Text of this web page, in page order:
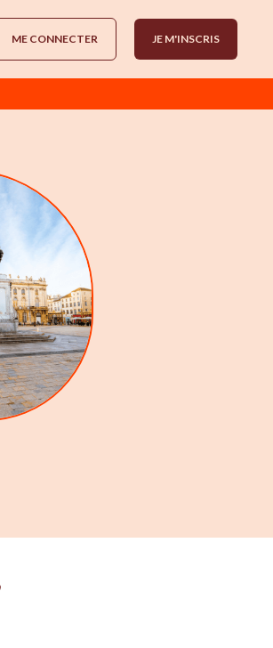
ME CONNECTER JE M'INSCRIS